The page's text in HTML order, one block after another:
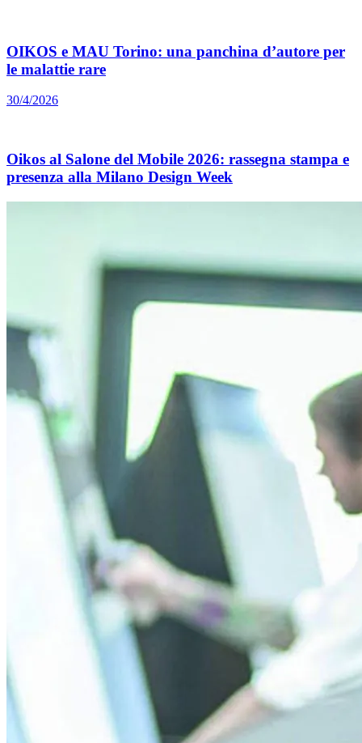
OIKOS e MAU Torino: una panchina d’autore per
le malattie rare
30/4/2026
Oikos al Salone del Mobile 2026: rassegna stampa e
presenza alla Milano Design Week